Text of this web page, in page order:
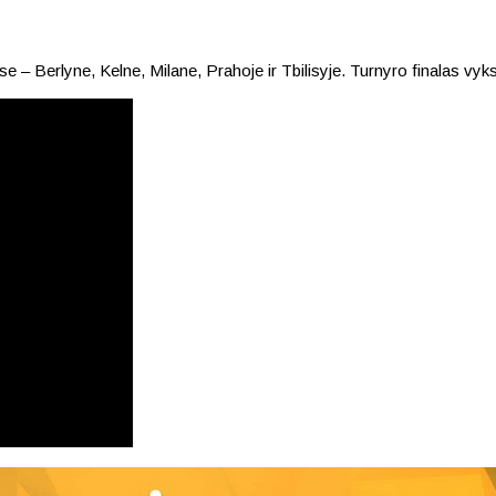
– Berlyne, Kelne, Milane, Prahoje ir Tbilisyje. Turnyro finalas